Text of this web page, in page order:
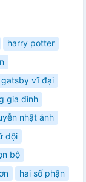
harry potter
gatsby vĩ đại
gia đình
nhật ánh
dội
bộ
hai số phận